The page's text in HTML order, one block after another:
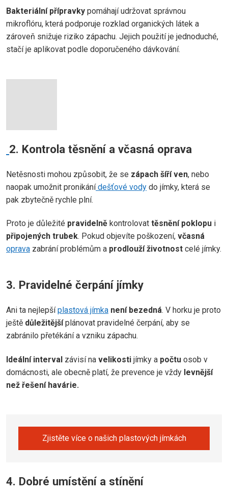
Bakteriální přípravky pomáhají udržovat správnou
mikroflóru, která podporuje rozklad organických látek a
zároveň snižuje riziko zápachu. Jejich použití je jednoduché,
stačí je aplikovat podle doporučeného dávkování.
2. Kontrola těsnění a včasná oprava
Netěsnosti mohou způsobit, že se zápach šíří ven, nebo
naopak umožnit pronikání dešťové vody do jímky, která se
pak zbytečně rychle plní.
Proto je důležité pravidelně kontrolovat těsnění poklopu i
připojených trubek. Pokud objevíte poškození, včasná
oprava zabrání problémům a prodlouží životnost celé jímky.
3. Pravidelné čerpání jímky
Ani ta nejlepšíplastová jímka není bezedná. V horku je proto
ještě důležitějšíplánovat pravidelné čerpání, aby se
zabránilo přetékání a vzniku zápachu.
Ideální interval závisí na velikosti jímky a počtu osob v
domácnosti, ale obecně platí, že prevence je vždy levnější
než řešení havárie.
Zjistěte více o našich plastových jímkách
4. Dobré umístění a stínění